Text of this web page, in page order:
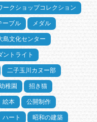
ークショップコレクション
ーブル メダル
島文化センター
ントライト
二子玉川カヌー部
稚園 招き猫
絵本 公開制作
ハート 昭和の建築